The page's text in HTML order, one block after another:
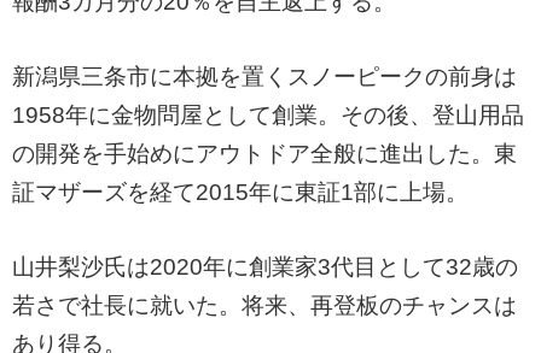
新潟県三条市に本拠を置くスノーピークの前身は
1958年に金物問屋として創業。その後、登山用品
の開発を手始めにアウトドア全般に進出した。東
証マザーズを経て2015年に東証1部に上場。
山井梨沙氏は2020年に創業家3代目として32歳の
若さで社長に就いた。将来、再登板のチャンスは
あり得る。